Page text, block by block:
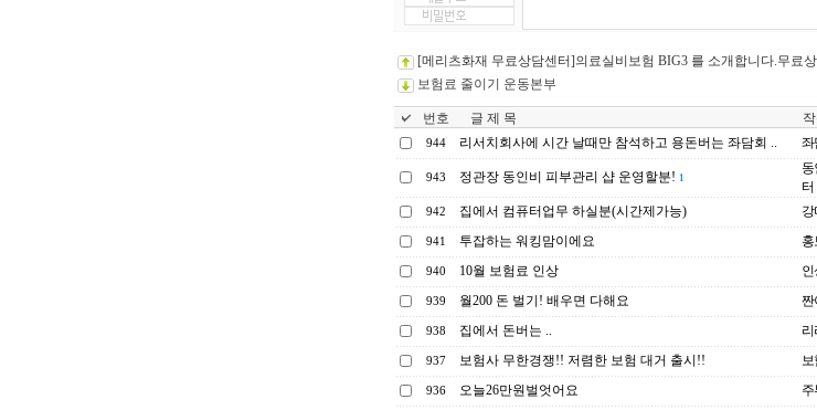
[메리츠화재 무료상담센터]의료실비보험 BIG3 를 소개합니다.무료
보험료 줄이기 운동본부
번호 글 제 목
944 리서치회사에 시간 날때만 참석하고 용돈버는 좌담회 .. 좌
943 정관장 동인비 피부관리 샵 운영할분! 1
동
터
942 집에서 컴퓨터업무 하실분(시간제가능) 강
941 투잡하는 워킹맘이에요 홍
940 10월 보험료 인상 인
939 월200 돈 벌기! 배우면 다해요 짠
938 집에서 돈버는 .. 리
937 보험사 무한경쟁!! 저렴한 보험 대거 출시!! 보
936 오늘26만원벌엇어요 주